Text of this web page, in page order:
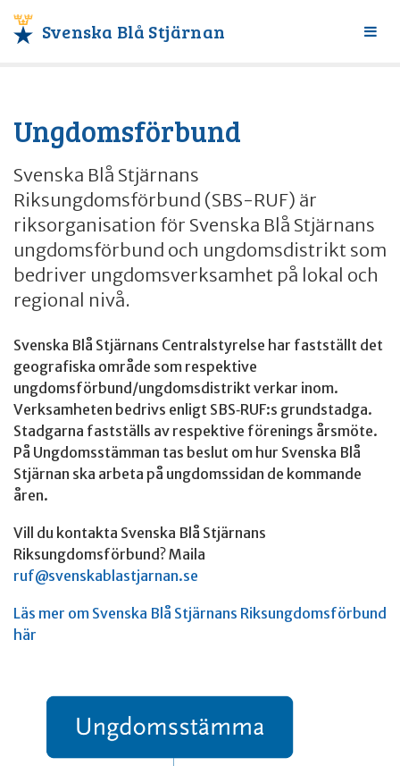
Svenska Blå Stjärnan
Växla
Ungdomsförbund
Svenska Blå Stjärnans
Riksungdomsförbund (SBS-RUF) är
riksorganisation för Svenska Blå Stjärnans
ungdomsförbund och ungdomsdistrikt som
bedriver ungdomsverksamhet på lokal och
regional nivå.
Svenska Blå Stjärnans Centralstyrelse har fastställt det
geografiska område som respektive
ungdomsförbund/ungdomsdistrikt verkar inom.
Verksamheten bedrivs enligt SBS‐RUF:s grundstadga.
Stadgarna fastställs av respektive förenings årsmöte.
På Ungdomsstämman tas beslut om hur Svenska Blå
Stjärnan ska arbeta på ungdomssidan de kommande
åren.
Vill du kontakta Svenska Blå Stjärnans
Riksungdomsförbund? Maila
ruf@svenskablastjarnan.se
Läs mer om Svenska Blå Stjärnans Riksungdomsförbund
här